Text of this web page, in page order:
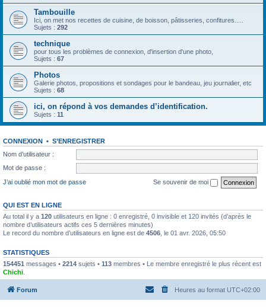
Tambouille
Ici, on met nos recettes de cuisine, de boisson, pâtisseries, confitures.....
Sujets : 292
technique
pour tous les problèmes de connexion, d'insertion d'une photo,
Sujets : 67
Photos
Galerie photos, propositions et sondages pour le bandeau, jeu journalier, etc
Sujets : 68
ici, on répond à vos demandes d’identification.
Sujets : 11
CONNEXION • S’ENREGISTRER
Nom d’utilisateur :
Mot de passe :
J’ai oublié mon mot de passe
Se souvenir de moi
QUI EST EN LIGNE
Au total il y a 120 utilisateurs en ligne : 0 enregistré, 0 invisible et 120 invités (d’après le
nombre d’utilisateurs actifs ces 5 dernières minutes)
Le record du nombre d’utilisateurs en ligne est de 4506 , le 01 avr. 2026, 05:50
STATISTIQUES
154451 messages • 2214 sujets • 113 membres • Le membre enregistré le plus récent est
Chichi
Forum Heures au format UTC+02:00